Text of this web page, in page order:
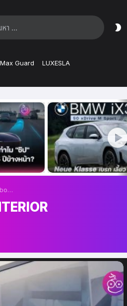
Max Guard LUXESLA